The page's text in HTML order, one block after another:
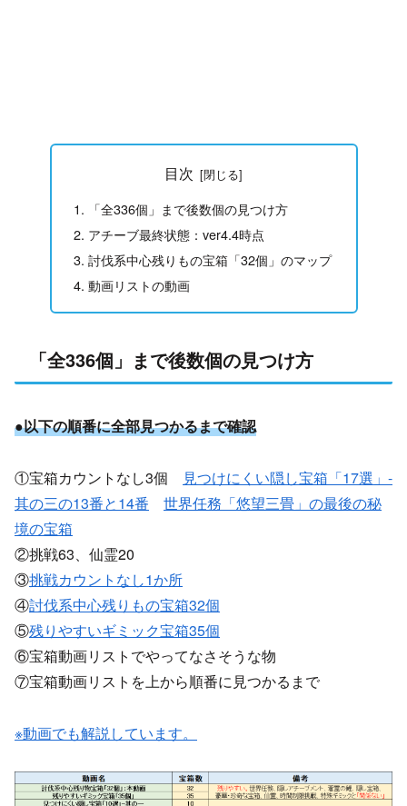
目次
「全336個」まで後数個の見つけ方
アチーブ最終状態：ver4.4時点
討伐系中心残りもの宝箱「32個」のマップ
動画リストの動画
「全336個」まで後数個の見つけ方
●以下の順番に全部見つかるまで確認
①宝箱カウントなし3個
見つけにくい隠し宝箱「17選」-
其の三の13番と14番
世界任務「悠望三畳」の最後の秘
境の宝箱
②挑戦63、仙霊20
③挑戦カウントなし1か所
④討伐系中心残りもの宝箱32個
⑤残りやすいギミック宝箱35個
⑥宝箱動画リストでやってなさそうな物
⑦宝箱動画リストを上から順番に見つかるまで
※動画でも解説しています。